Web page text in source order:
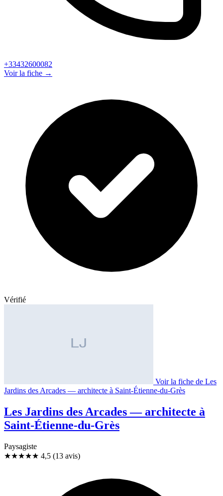
+33432600082
Voir la fiche →
Vérifié
Voir la fiche de Les
Jardins des Arcades — architecte à Saint-Étienne-du-Grès
Les Jardins des Arcades — architecte à
Saint-Étienne-du-Grès
Paysagiste
★★★★★ 4,5 (13 avis)